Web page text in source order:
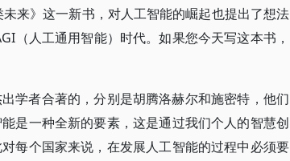
来》这一新书，对人工智能的崛起也提出了想法
（人工通用智能）时代。如果您今天写这本书，
学者合著的，分别是胡腾洛赫尔和施密特，他们
是一种全新的要素，这是通过我们个人的智慧创
每个国家来说，在发展人工智能的过程中必须要